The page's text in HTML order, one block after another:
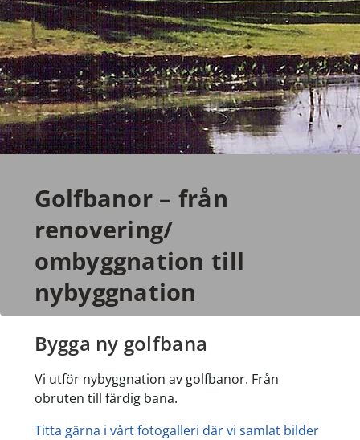
Golfbanor – från
renovering/
ombyggnation till
nybyggnation
Bygga ny golfbana
Vi utför nybyggnation av golfbanor. Från
obruten till färdig bana.
Titta gärna i vårt fotogalleri där vi samlat bilder